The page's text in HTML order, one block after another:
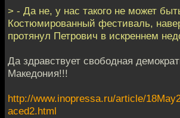
> - Да не, у нас такого не может
Костюмированный фестиваль,
протянул Петрович в искреннем
Да здравствует свободная
Македония!!!
http://www.inopressa.ru/article/
aced2.html